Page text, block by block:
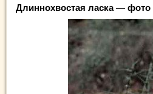
Длиннохвостая ласка — фото